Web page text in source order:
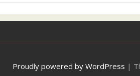
Proudly powered by WordPress |